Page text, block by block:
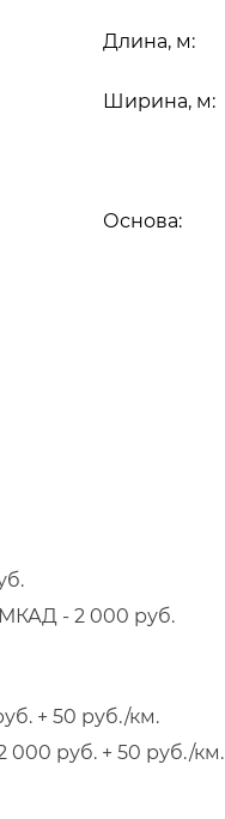
Длина, м:
Ширина, м:
Основа:
- 2 000 руб.
+ 50 руб./км.
руб. + 50 руб./км.